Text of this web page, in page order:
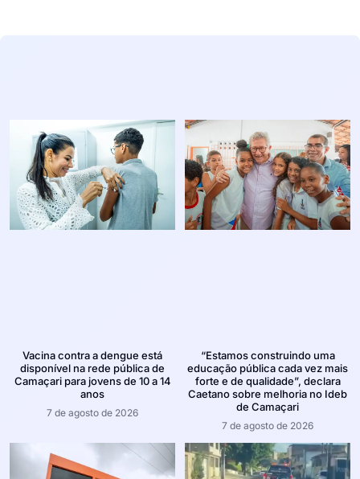
Vacina contra a dengue está
disponível na rede pública de
Camaçari para jovens de 10 a 14
anos
7 de agosto de 2026
“Estamos construindo uma
educação pública cada vez mais
forte e de qualidade”, declara
Caetano sobre melhoria no Ideb
de Camaçari
7 de agosto de 2026